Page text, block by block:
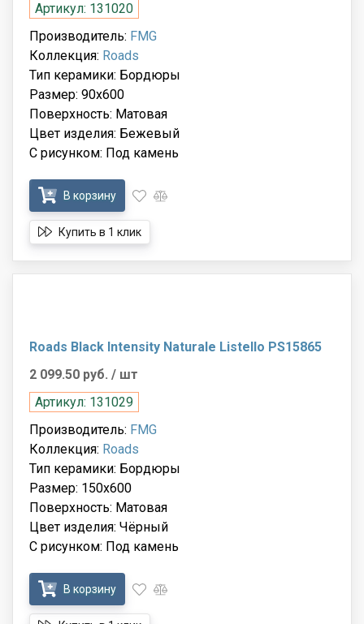
Артикул: 131020
Производитель: FMG
Коллекция: Roads
Тип керамики: Бордюры
Размер: 90x600
Поверхность: Матовая
Цвет изделия: Бежевый
С рисунком: Под камень
В корзину
Купить в 1 клик
Roads Black Intensity Naturale Listello PS15865
2 099.50 руб. / шт
Артикул: 131029
Производитель: FMG
Коллекция: Roads
Тип керамики: Бордюры
Размер: 150x600
Поверхность: Матовая
Цвет изделия: Чёрный
С рисунком: Под камень
В корзину